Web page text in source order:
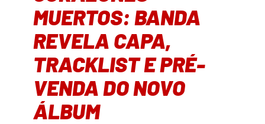
MUERTOS: BANDA
REVELA CAPA,
TRACKLIST E PRÉ-
VENDA DO NOVO
ÁLBUM